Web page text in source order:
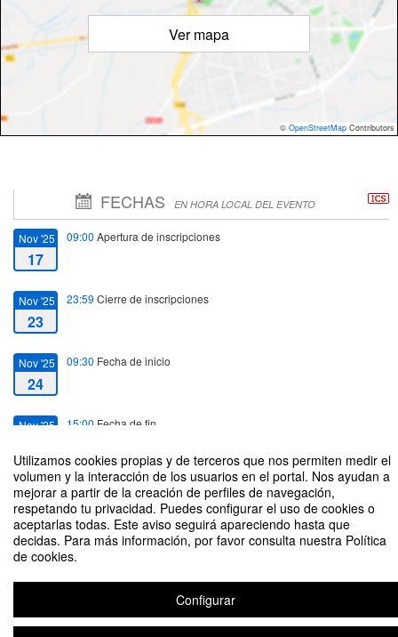
Utilizamos cookies propias y de terceros que nos permiten medir el
volumen y la interacción de los usuarios en el portal. Nos ayudan a
mejorar a partir de la creación de perfiles de navegación,
respetando tu privacidad. Puedes configurar el uso de cookies o
aceptarlas todas. Este aviso seguirá apareciendo hasta que
decidas. Para más información, por favor consulta nuestra Política
de cookies.
Configurar
Ver mapa
© OpenStreetMap Contributors
FECHAS EN HORA LOCAL DEL EVENTO
Nov '25
17
09:00 Apertura de inscripciones
Nov '25
23
23:59 Cierre de inscripciones
Nov '25
24
09:30 Fecha de inicio
Nov '25 15:00 Fecha de fin
I Jornadas de Presentacion de Grupos de Investigacion de la ETSII
Plataforma de organización de eventos Symposium
Copyright © 2026